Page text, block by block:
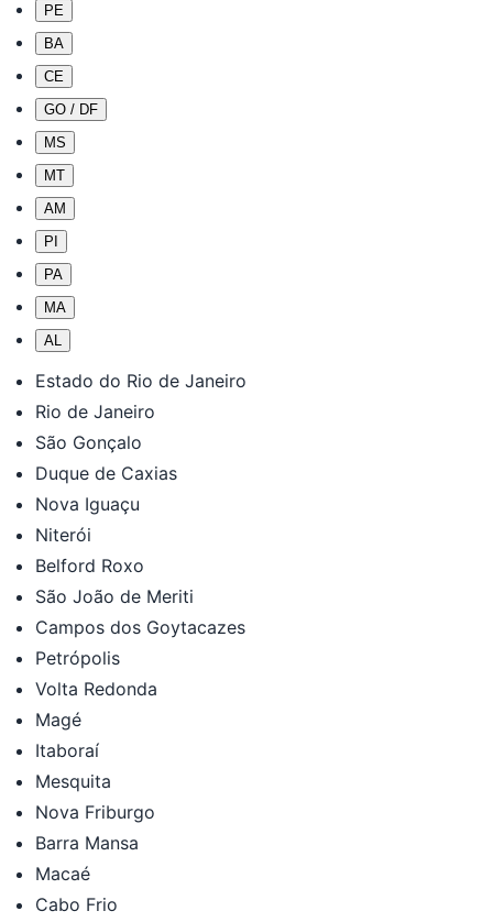
PE
BA
CE
GO / DF
MS
MT
AM
PI
PA
MA
AL
Estado do Rio de Janeiro
Rio de Janeiro
São Gonçalo
Duque de Caxias
Nova Iguaçu
Niterói
Belford Roxo
São João de Meriti
Campos dos Goytacazes
Petrópolis
Volta Redonda
Magé
Itaboraí
Mesquita
Nova Friburgo
Barra Mansa
Macaé
Cabo Frio